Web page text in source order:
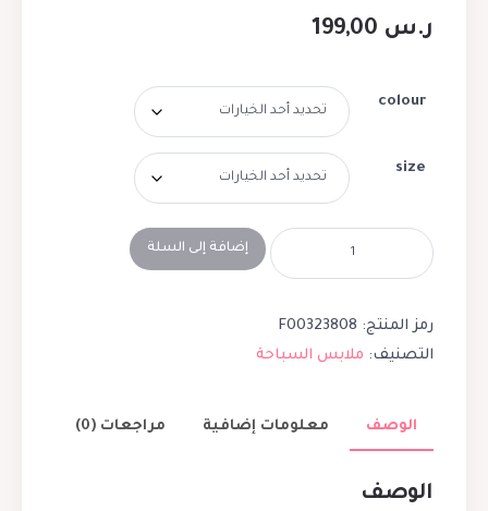
ر.س
colour
size
إضافة إلى السلة
رمز المنتج: F00323808
التصنيف: ملابس السباحة
الوصف معلومات إضافية مراجعات (0)
الوصف